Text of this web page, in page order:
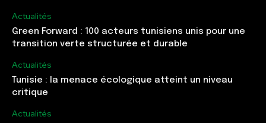
Actualités
Green Forward : 100 acteurs tunisiens unis pour une
transition verte structurée et durable
Actualités
Tunisie : la menace écologique atteint un niveau
critique
Actualités